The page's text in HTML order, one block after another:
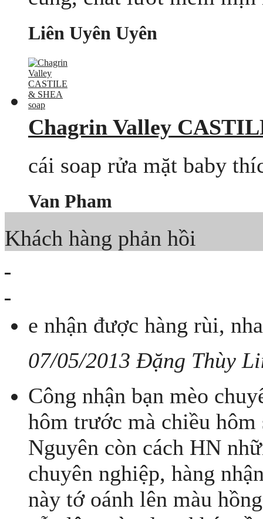
Liên Uyên Uyên
Chagrin Valley
cái soap rửa mặt baby
Van Pham
Khách hàng phản hồi
e nhận được hàng rùi,
07/05/2013 Đặng Thùy
Công nhận bạn mèo
hôm trước mà chiều hôm
Nguyên còn cách HN
chuyên nghiệp, hàng
này tớ oánh lên màu